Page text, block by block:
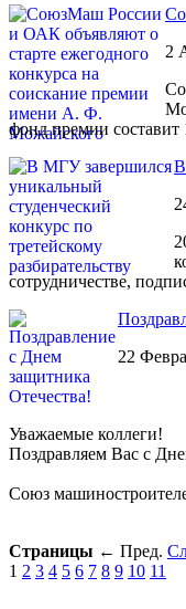
2
фонд премии
В
сотрудничестве,
22
Уважаемые коллеги!
Поздравляем Вас с
Союз
Страницы ← Пред.
1 2 3 4 5 6 7 8 9 10 11